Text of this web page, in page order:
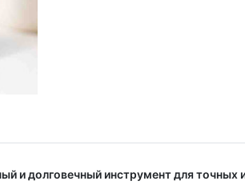
и долговечный инструмент для точных